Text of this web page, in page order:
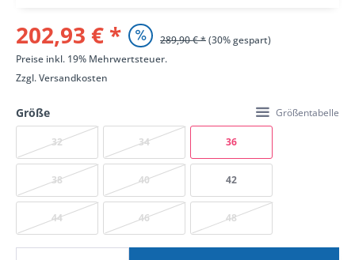
202,93 € * 289,90 € *(30% gespart)
Preise inkl. 19% Mehrwertsteuer.
Zzgl.Versandkosten
Größe Größentabelle
32 34 36
38 40 42
44 46 48